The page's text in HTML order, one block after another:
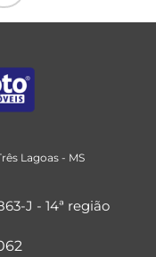
Lagoas- MS
J - 14ª região